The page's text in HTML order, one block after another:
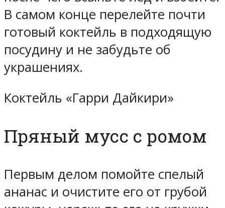
В самом конце перелейте почти
готовый коктейль в подходящую
посудину и не забудьте об
украшениях.
Коктейль «Гарри Дайкири»
Пряный мусс с ромом
Первым делом помойте спелый
ананас и очистите его от грубой